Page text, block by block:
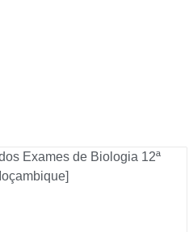
Exames de Biologia 12ª